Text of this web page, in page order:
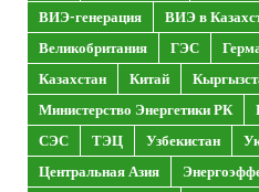
ВИЭ-генерация
ВИЭ в
Великобритания
ГЭС
Казахстан
Китай
Министерство Энергетики РК
СЭС
ТЭЦ Узбекистан
Центральная Азия